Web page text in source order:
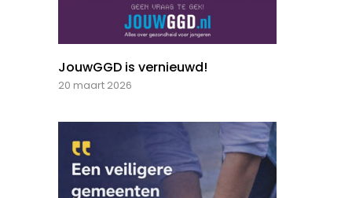
JouwGGD is vernieuwd!
20 maart 2026